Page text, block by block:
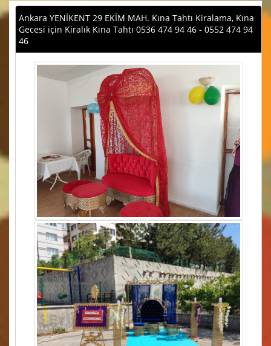
Ankara YENİKENT 29 EKİM MAH. Kına Tahtı Kiralama, Kına
Gecesi için Kiralık Kına Tahtı 0536 474 94 46 - 0552 474 94
46